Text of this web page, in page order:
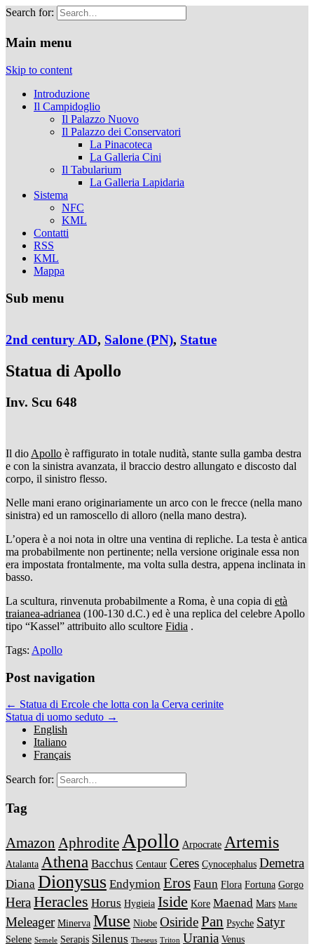
Search for:
Musei Capitolini
Main menu
Skip to content
Introduzione
Il Campidoglio
Il Palazzo Nuovo
Il Palazzo dei Conservatori
La Pinacoteca
La Galleria Cini
Il Tabularium
La Galleria Lapidaria
Sistema
NFC
KML
Contatti
RSS
KML
Mappa
Sub menu
2nd century AD, Salone (PN), Statue
Statua di Apollo
Inv. Scu 648
Il dio Apollo è raffigurato in totale nudità, stante sulla gamba destra
e con la sinistra avanzata, il braccio destro allungato e discosto dal
corpo, il sinistro flesso.
Nelle mani erano originariamente un arco con le frecce (nella mano
sinistra) ed un ramoscello di alloro (nella mano destra).
L’opera è a noi nota in oltre una ventina di repliche. La testa è antica
ma probabilmente non pertinente; nella versione originale essa non
era impostata frontalmente, ma volta sulla destra, appena inclinata in
basso.
La scultura, rinvenuta probabilmente a Roma, è una copia di età
traianea-adrianea (100-130 d.C.) ed è una replica del celebre Apollo
tipo “Kassel” attribuito allo scultore Fidia .
Tags: Apollo
Post navigation
← Statua di Ercole che lotta con la Cerva cerinite
Statua di uomo seduto →
English
Italiano
Français
Search for:
Tag
Amazon Aphrodite Apollo Arpocrate Artemis
Atalanta Athena Bacchus Centaur Ceres Cynocephalus Demetra
Diana Dionysus Endymion Eros Faun Flora Fortuna Gorgo
Hera Heracles Horus Hygieia Iside Kore Maenad Mars Marte
Meleager Minerva Muse Niobe OsiridePan Psyche Satyr
Selene Semele Serapis Silenus Theseus Triton Urania Venus